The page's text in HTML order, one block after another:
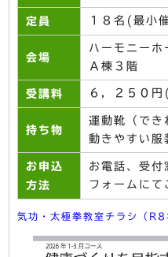
定員 １８名(最小
会場
ハーモニー
Ａ棟３階
受講料 ６，２５０
持ち物
運動靴（でき
動きやすい服
お申込
方法
お電話、受付
フォームにて
気功・太極拳教室チラシ（